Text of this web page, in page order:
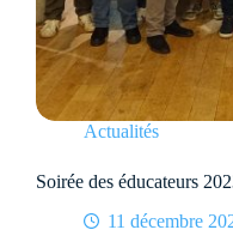
Actualités
Soirée des éducateurs
11 décembre